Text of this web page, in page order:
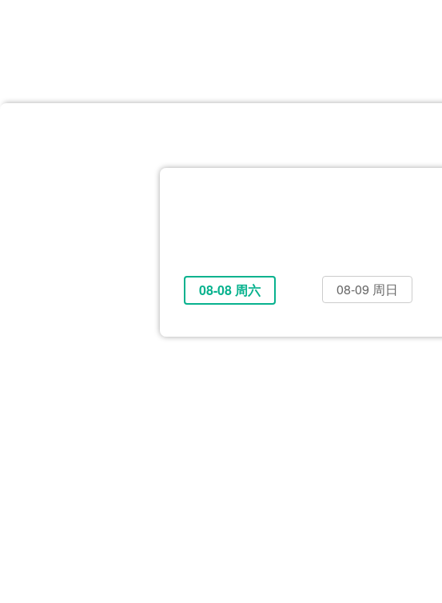
英超
德甲 西甲 法甲
08-08 周六 08-09 周日